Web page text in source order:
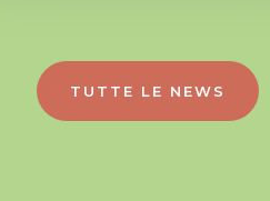
TUTTE LE NEWS